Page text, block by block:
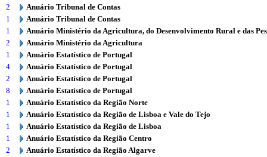
2
Anuário Tribunal de Contas
1
Anuário Tribunal de Contas
1
Anuário Ministério da Agricultura, do Desenvolvimento Rural e das
2
Anuário Ministério da Agricultura
1
Anuário Estatístico de Portugal
4
Anuário Estatístico de Portugal
2
Anuário Estatístico de Portugal
8
Anuário Estatístico de Portugal
1
Anuário Estatístico da Região Norte
1
Anuário Estatístico da Região de Lisboa e Vale do Tejo
1
Anuário Estatístico da Região de Lisboa
1
Anuário Estatístico da Região Centro
2
Anuário Estatístico da Região Algarve